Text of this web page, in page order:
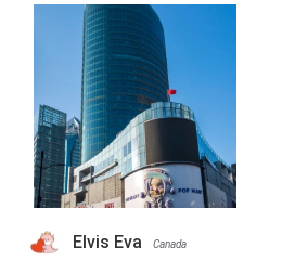
Elvis Eva Canada